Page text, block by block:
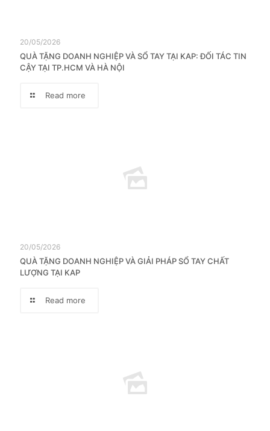
20/05/2026
QUÀ TẶNG DOANH NGHIỆP VÀ SỔ TAY TẠI KAP: ĐỐI TÁC TIN
CẬY TẠI TP.HCM VÀ HÀ NỘI
Read more
20/05/2026
QUÀ TẶNG DOANH NGHIỆP VÀ GIẢI PHÁP SỔ TAY CHẤT
LƯỢNG TẠI KAP
Read more